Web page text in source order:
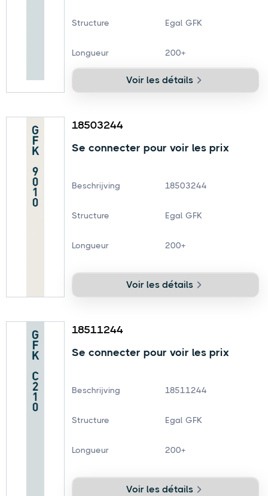
Structure Egal GFK
Longueur 200+
Voir les détails
18503244
Se connecter pour voir les prix
Beschrijving 18503244
Structure Egal GFK
Longueur 200+
Voir les détails
18511244
Se connecter pour voir les prix
Beschrijving 18511244
Structure Egal GFK
Longueur 200+
Voir les détails